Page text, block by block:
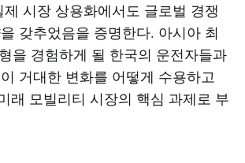
시장 상용화에서도 글로벌 경쟁
갖추었음을 증명한다. 아시아 최
을 경험하게 될 한국의 운전자들과
거대한 변화를 어떻게 수용하고
래 모빌리티 시장의 핵심 과제로 부